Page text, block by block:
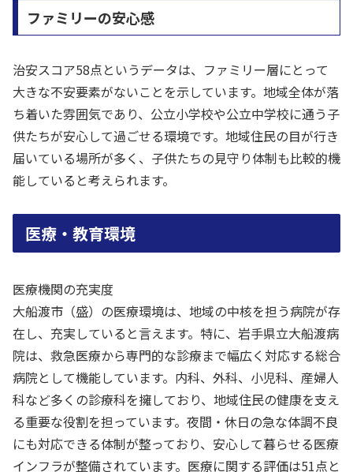
ファミリーの安心感
治安スコア58点というデータは、ファミリー層にとって
大きな不安要素がないことを示しています。地域全体が落
ち着いた雰囲気であり、公立小学校や公立中学校に通う子
供たちが安心して過ごせる環境です。地域住民の目が行き
届いている場所が多く、子供たちの見守り体制も比較的機
能していると考えられます。
医療・教育環境
医療機関の充実度
大船渡市（盛）の医療環境は、地域の中核を担う病院が存
在し、充実していると言えます。特に、岩手県立大船渡病
院は、救急医療から専門的な診療まで幅広く対応する総合
病院として機能しています。内科、外科、小児科、産婦人
科など多くの診療科を擁しており、地域住民の健康を支え
る重要な役割を担っています。夜間・休日の急な体調不良
にも対応できる体制が整っており、安心して暮らせる医療
インフラが整備されています。医療に関する評価は51点と